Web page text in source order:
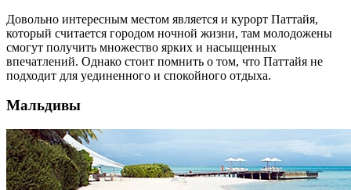
Довольно интересным местом является и курорт Паттайя,
который считается городом ночной жизни, там молодожены
смогут получить множество ярких и насыщенных
впечатлений. Однако стоит помнить о том, что Паттайя не
подходит для уединенного и спокойного отдыха.
Мальдивы